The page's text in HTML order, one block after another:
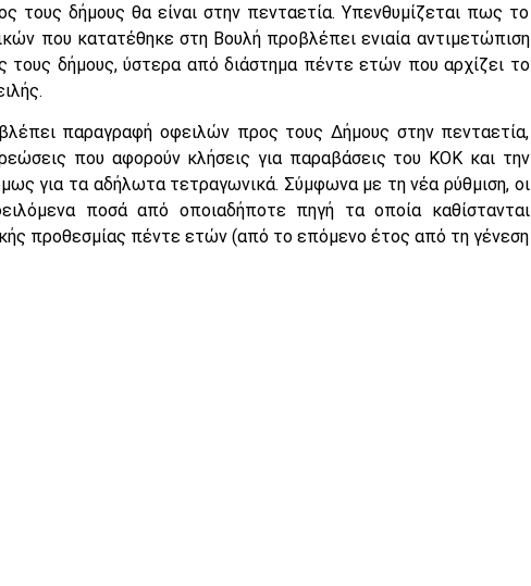
δήμους θα είναι στην πενταετία. Υπενθυμίζεται πως το
που κατατέθηκε στη Βουλή προβλέπει ενιαία αντιμετώπιση
δήμους, ύστερα από διάστημα πέντε ετών που αρχίζει το
παραγραφή οφειλών προς τους Δήμους στην πενταετία,
που αφορούν κλήσεις για παραβάσεις του ΚΟΚ και την
για τα αδήλωτα τετραγωνικά. Σύμφωνα με τη νέα ρύθμιση, οι
ποσά από οποιαδήποτε πηγή τα οποία καθίστανται
προθεσμίας πέντε ετών (από το επόμενο έτος από τη γένεση